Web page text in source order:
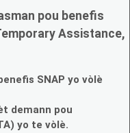
pou benefis
Assistance,
SNAP yo vòlè
demann pou
yo te vòlè.